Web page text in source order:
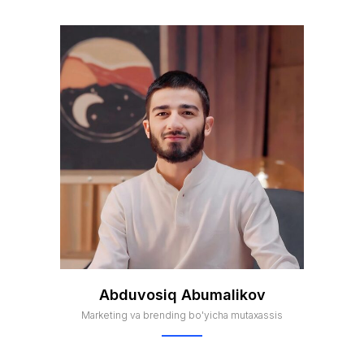
Abduvosiq Abumalikov
Marketing va brending bo'yicha mutaxassis